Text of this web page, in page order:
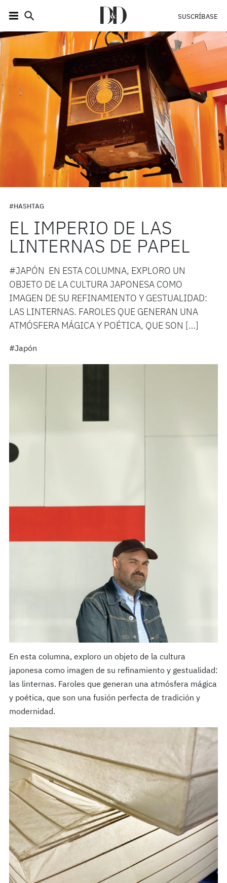
SUSCRÍBASE
#HASHTAG
EL IMPERIO DE LAS
LINTERNAS DE PAPEL
#JAPÓN EN ESTA COLUMNA, EXPLORO UN
OBJETO DE LA CULTURA JAPONESA COMO
IMAGEN DE SU REFINAMIENTO Y GESTUALIDAD:
LAS LINTERNAS. FAROLES QUE GENERAN UNA
ATMÓSFERA MÁGICA Y POÉTICA, QUE SON […]
#Japón
En esta columna, exploro un objeto de la cultura
japonesa como imagen de su refinamiento y gestualidad:
las linternas. Faroles que generan una atmósfera mágica
y poética, que son una fusión perfecta de tradición y
modernidad.